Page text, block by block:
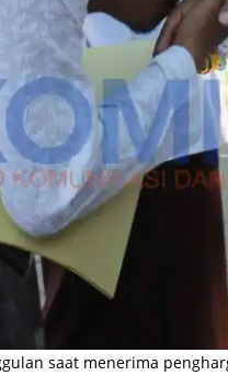
saat menerima